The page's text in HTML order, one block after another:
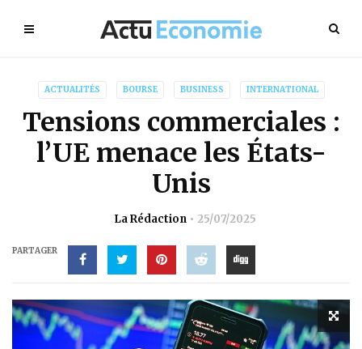
ACTUALITÉS BOURSE BUSINESS INTERNATIONAL
Tensions commerciales :
l’UE menace les États-
Unis
La Rédaction 25/07/2025
PARTAGER